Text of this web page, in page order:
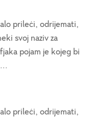
prileći, odrijemati,
svoj naziv za
pojam je kojeg bi
prileći, odrijemati,